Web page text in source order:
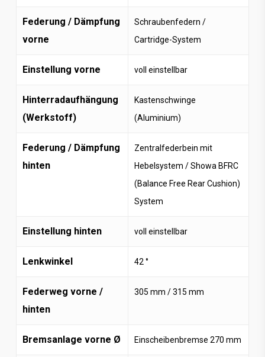
Federung / Dämpfung
vorne
Schraubenfedern /
Cartridge-System
Einstellung vorne voll einstellbar
Hinterradaufhängung
(Werkstoff)
Kastenschwinge
(Aluminium)
Federung / Dämpfung
hinten
Zentralfederbein mit
Hebelsystem / Showa BFRC
(Balance Free Rear Cushion)
System
Einstellung hinten voll einstellbar
Lenkwinkel 42 °
Federweg vorne /
hinten
305 mm / 315 mm
Bremsanlage vorne Ø Einscheibenbremse 270 mm